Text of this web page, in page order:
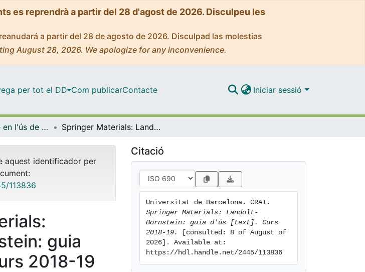
es reprendrà a partir del 28 d'agost de 2026. Disculpeu les
a partir del 28 de agosto de 2026. Disculpad las molestias
August 28, 2026. We apologize for any inconvenience.
per tot el DD Com publicarContacte Iniciar sessió
Aprenentatge en l'ús de serveis i recursos d'informació: tutorials i guies (CRAI-UB) Springer Materials: Landolt-Börnstein: guia d'ús [text]. Curs 2018-19
aquest identificador per
113836
guia
2018-19
Citació
Springer Materials: Landolt-
Börnstein: guia d'ús [text]. Curs
2018-19.
[consulted: 8 of August of
2026]. Available at:
https://hdl.handle.net/2445/113836